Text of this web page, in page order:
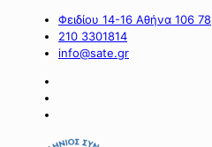
Φειδίου 14-16 Αθήνα 106 78
210 3301814
info@sate.gr